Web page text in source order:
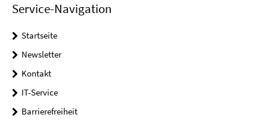
Service-Navigation
Startseite
Newsletter
Kontakt
IT-Service
Barrierefreiheit